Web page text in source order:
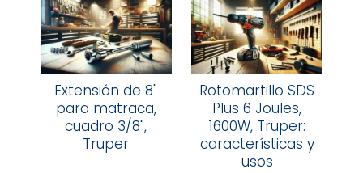
Extensión de 8"
para matraca,
cuadro 3/8",
Truper
Rotomartillo SDS
Plus 6 Joules,
1600W, Truper:
características y
usos